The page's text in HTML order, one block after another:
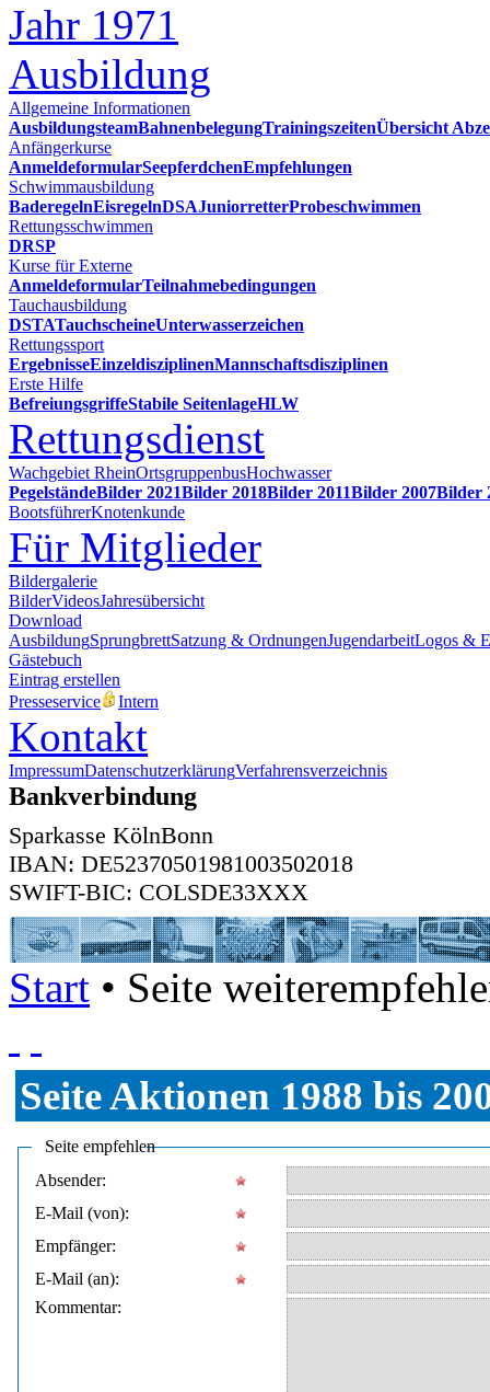
Jahr 1971
Ausbildung
Allgemeine Informationen
AusbildungsteamBahnenbelegungTrainingszeitenÜbersicht
Anfängerkurse
AnmeldeformularSeepferdchenEmpfehlungen
Schwimmausbildung
BaderegelnEisregelnDSAJuniorretterProbeschwimmen
Rettungsschwimmen
DRSP
Kurse für Externe
AnmeldeformularTeilnahmebedingungen
Tauchausbildung
DSTATauchscheineUnterwasserzeichen
Rettungssport
ErgebnisseEinzeldisziplinenMannschaftsdisziplinen
Erste Hilfe
BefreiungsgriffeStabile SeitenlageHLW
Rettungsdienst
Wachgebiet RheinOrtsgruppenbusHochwasser
PegelständeBilder 2021Bilder 2018Bilder 2011Bilder 2007Bilder
BootsführerKnotenkunde
Für Mitglieder
Bildergalerie
BilderVideosJahresübersicht
Download
AusbildungSprungbrettSatzung & OrdnungenJugendarbeitLogos &
Gästebuch
Eintrag erstellen
Presseservice
Intern
Kontakt
ImpressumDatenschutzerklärungVerfahrensverzeichnis
Bankverbindung
Sparkasse KölnBonn
IBAN: DE52370501981003502018
SWIFT-BIC: COLSDE33XXX
Start • Seite
SeiteAktionen 1988 bis
Seite empfehlen
Absender:
E-Mail (von):
Empfänger:
E-Mail (an):
Kommentar: